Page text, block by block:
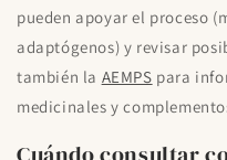
pueden apoyar el proceso
adaptógenos) y revisar
también la AEMPS para
medicinales y